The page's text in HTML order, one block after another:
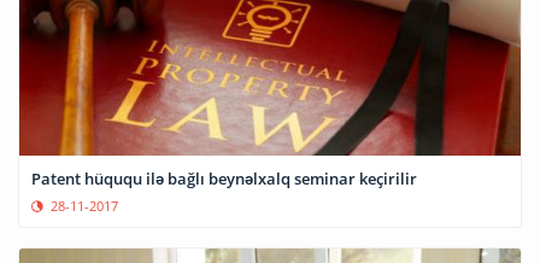
Patent hüququ ilə bağlı beynəlxalq seminar keçirilir
28-11-2017